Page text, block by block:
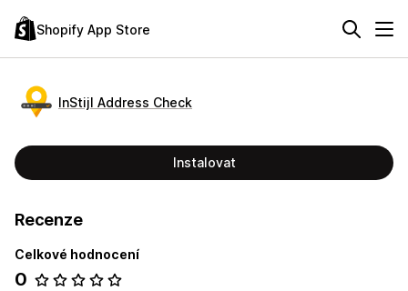
Shopify App Store
InStijl Address Check
Instalovat
Recenze
Celkové hodnocení
0